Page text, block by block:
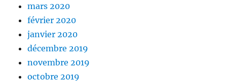
mars 2020
février 2020
janvier 2020
décembre 2019
novembre 2019
octobre 2019